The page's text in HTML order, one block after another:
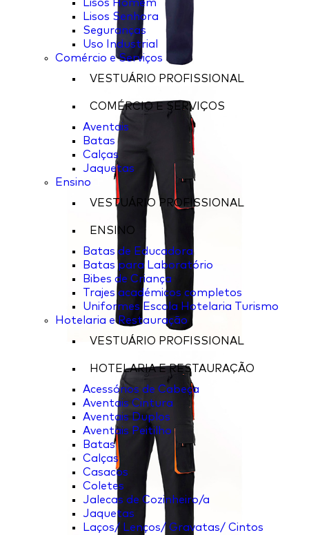
Lisos Homem
Lisos Senhora
Seguranças
Uso Industrial
Comércio e Serviços
VESTUÁRIO PROFISSIONAL
COMÉRCIO E SERVIÇOS
Aventais
Batas
Calças
Jaquetas
Ensino
VESTUÁRIO PROFISSIONAL
ENSINO
Batas de Educadora
Batas para Laboratório
Bibes de Criança
Trajes académicos completos
Uniformes Escola Hotelaria Turismo
Hotelaria e Restauração
VESTUÁRIO PROFISSIONAL
HOTELARIA E RESTAURAÇÃO
Acessórios de Cabeça
Aventais Cintura
Aventais Duplos
Aventais Peitilho
Batas
Calças
Casacos
Coletes
Jalecas de Cozinheiro/a
Jaquetas
Laços/ Lenços/ Gravatas/ Cintos